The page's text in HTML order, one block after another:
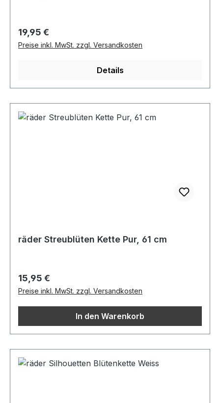
Regulärer Preis:
19,95 €
Preise inkl. MwSt. zzgl. Versandkosten
Details
räder Streublüten Kette Pur, 61 cm
Regulärer Preis:
15,95 €
Preise inkl. MwSt. zzgl. Versandkosten
In den Warenkorb